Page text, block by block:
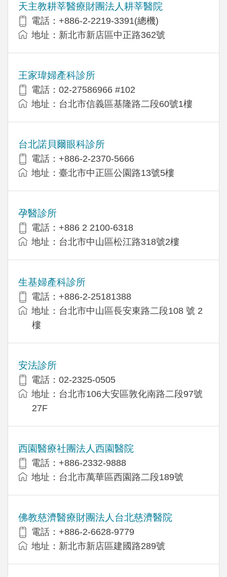
天主教耕莘醫療財團法人耕莘醫院
電話：+886-2-2219-3391(總機)
地址：新北市新店區中正路362號
王家瑋婦產科診所
電話：02-27586966 #102
地址：台北市信義區基隆路二段60號1樓
台北諾貝爾眼科診所
電話：+886-2-2370-5666
地址：臺北市中正區公園路13號5樓
孕醫診所
電話：+886 2 2100-6318
地址：台北市中山區松江路318號2樓
生基婦產科診所
電話：+886-2-25181388
地址：台北市中山區長安東路二段108 號 2
樓
安法診所
電話：02-2325-0505
地址：台北市106大安區敦化南路二段97號
27F
西園醫療社團法人西園醫院
電話：+886-2332-9888
地址：台北市萬華區西園路二段189號
佛教慈濟醫療財團法人台北慈濟醫院
電話：+886-2-6628-9779
地址：新北市新店區建國路289號